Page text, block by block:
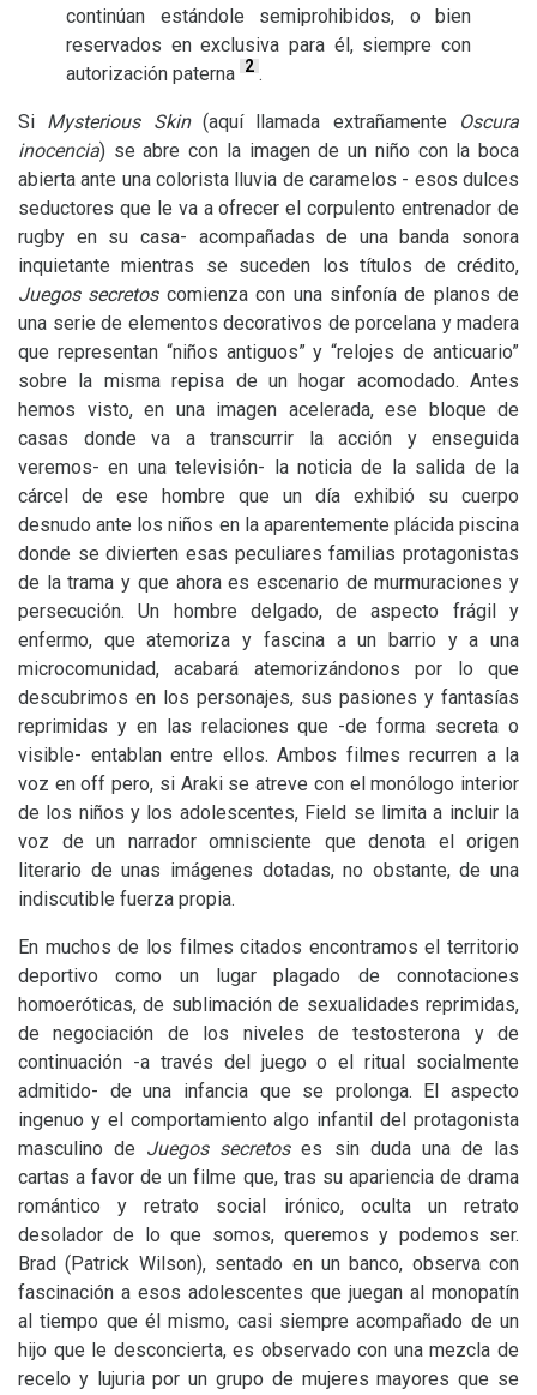
continúan estándole semiprohibidos, o bien
reservados en exclusiva para él, siempre con
autorización paterna 2 .
Si Mysterious Skin(aquí llamada extrañamente
Oscura
inocencia) se abre con la imagen de un niño con la boca
abierta ante una colorista lluvia de caramelos - esos dulces
seductores que le va a ofrecer el corpulento entrenador de
rugby en su casa- acompañadas de una banda sonora
inquietante mientras se suceden los títulos de crédito,
Juegos secretoscomienza con una sinfonía de planos de
una serie de elementos decorativos de porcelana y madera
que representan “niños antiguos” y “relojes de anticuario”
sobre la misma repisa de un hogar acomodado. Antes
hemos visto, en una imagen acelerada, ese bloque de
casas donde va a transcurrir la acción y enseguida
veremos- en una televisión- la noticia de la salida de la
cárcel de ese hombre que un día exhibió su cuerpo
desnudo ante los niños en la aparentemente plácida piscina
donde se divierten esas peculiares familias protagonistas
de la trama y que ahora es escenario de murmuraciones y
persecución. Un hombre delgado, de aspecto frágil y
enfermo, que atemoriza y fascina a un barrio y a una
microcomunidad, acabará atemorizándonos por lo que
descubrimos en los personajes, sus pasiones y fantasías
reprimidas y en las relaciones que -de forma secreta o
visible- entablan entre ellos. Ambos filmes recurren a la
voz en off pero, si Araki se atreve con el monólogo interior
de los niños y los adolescentes, Field se limita a incluir la
voz de un narrador omnisciente que denota el origen
literario de unas imágenes dotadas, no obstante, de una
indiscutible fuerza propia.
En muchos de los filmes citados encontramos el territorio
deportivo como un lugar plagado de connotaciones
homoeróticas, de sublimación de sexualidades reprimidas,
de negociación de los niveles de testosterona y de
continuación -a través del juego o el ritual socialmente
admitido- de una infancia que se prolonga. El aspecto
ingenuo y el comportamiento algo infantil del protagonista
masculino de Juegos secretoses sin duda una de las
cartas a favor de un filme que, tras su apariencia de drama
romántico y retrato social irónico, oculta un retrato
desolador de lo que somos, queremos y podemos ser.
Brad (Patrick Wilson), sentado en un banco, observa con
fascinación a esos adolescentes que juegan al monopatín
al tiempo que él mismo, casi siempre acompañado de un
hijo que le desconcierta, es observado con una mezcla de
recelo y lujuria por un grupo de mujeres mayores que se